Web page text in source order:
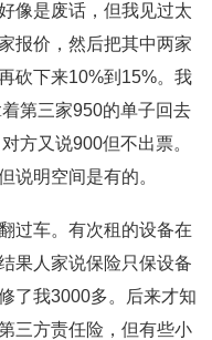
像是废话，但我见过太
报价，然后把其中两家
砍下来10%到15%。我
第三家950的单子回去
方又说900但不出票。
说明空间是有的。
过车。有次租的设备在
果人家说保险只保设备
了我3000多。后来才知
三方责任险，但有些小